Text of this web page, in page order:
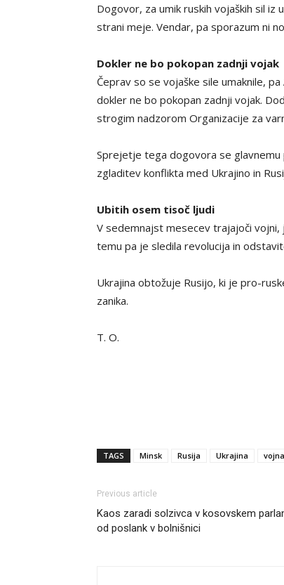
Dogovor, za umik ruskih vojaških sil
strani meje. Vendar, pa sporazum ni
Dokler ne bo pokopan zadnji vojak
Čeprav so se vojaške sile umaknile, pa
dokler ne bo pokopan zadnji vojak.
strogim nadzorom Organizacije za
Sprejetje tega dogovora se glavnemu
zgladitev konflikta med Ukrajino in
Ubitih osem tisoč ljudi
V sedemnajst mesecev trajajoči
temu pa je sledila revolucija in
Ukrajina obtožuje Rusijo, ki je pro-
zanika.
T. O.
TAGS Minsk Rusija Ukrajina vojna
Previous article
Kaos zaradi solzivca v kosovskem
od poslank v bolnišnici